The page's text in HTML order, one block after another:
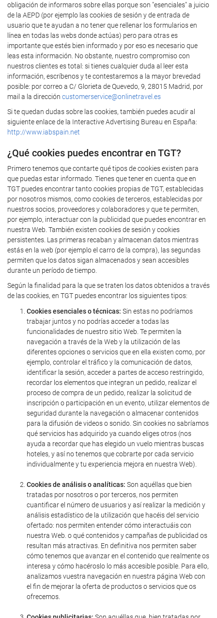
obligación de informaros sobre ellas porque son "esenciales" a juicio
de la AEPD (por ejemplo las cookies de sesión y de entrada de
usuario que te ayudan a no tener que rellenar los formularios en
línea en todas las webs donde actúas) pero para otras es
importante que estés bien informado y por eso es necesario que
leas esta información. No obstante, nuestro compromiso con
nuestros clientes es total: si tienes cualquier duda al leer esta
información, escríbenos y te contestaremos a la mayor brevedad
posible: por correo a C/ Glorieta de Quevedo, 9, 28015 Madrid, por
mail a la dirección customerservice@onlinetravel.es
Si te quedan dudas sobre las cookies, también puedes acudir al
siguiente enlace de la Interactive Advertising Bureau en España:
http://www.iabspain.net
¿Qué cookies puedes encontrar en TGT?
Primero tenemos que contarte qué tipos de cookies existen para
que puedas estar informado. Tienes que tener en cuenta que en
TGT puedes encontrar tanto cookies propias de TGT, establecidas
por nosotros mismos, como cookies de terceros, establecidas por
nuestros socios, proveedores y colaboradores y que te permiten,
por ejemplo, interactuar con la publicidad que puedes encontrar en
nuestra Web. También existen cookies de sesión y cookies
persistentes. Las primeras recaban y almacenan datos mientras
estás en la web (por ejemplo el carro de la compra), las segundas
permiten que los datos sigan almacenados y sean accesibles
durante un período de tiempo.
Según la finalidad para la que se traten los datos obtenidos a través
de las cookies, en TGT puedes encontrar los siguientes tipos:
Cookies esenciales o técnicas: Sin estas no podríamos
trabajar juntos y no podrías acceder a todas las
funcionalidades de nuestro sitio Web. Te permiten la
navegación a través de la Web y la utilización de las
diferentes opciones o servicios que en ella existen como, por
ejemplo, controlar el tráfico y la comunicación de datos,
identificar la sesión, acceder a partes de acceso restringido,
recordar los elementos que integran un pedido, realizar el
proceso de compra de un pedido, realizar la solicitud de
inscripción o participación en un evento, utilizar elementos de
seguridad durante la navegación o almacenar contenidos
para la difusión de videos o sonido. Sin cookies no sabríamos
qué servicios has adquirido ya cuando eliges otros (nos
ayuda a recordar que has elegido un vuelo mientras buscas
hoteles, y así no tenemos que cobrarte por cada servicio
individualmente y tu experiencia mejora en nuestra Web).
Cookies de análisis o analíticas: Son aquéllas que bien
tratadas por nosotros o por terceros, nos permiten
cuantificar el número de usuarios y así realizar la medición y
análisis estadístico de la utilización que hacéis del servicio
ofertado: nos permiten entender cómo interactuáis con
nuestra Web. o qué contenidos y campañas de publicidad os
resultan más atractivas. En definitiva nos permiten saber
cómo tenemos que avanzar en el contenido que realmente os
interesa y cómo hacéroslo lo más accesible posible. Para ello,
analizamos vuestra navegación en nuestra página Web con
el fin de mejorar la oferta de productos o servicios que os
ofrecemos.